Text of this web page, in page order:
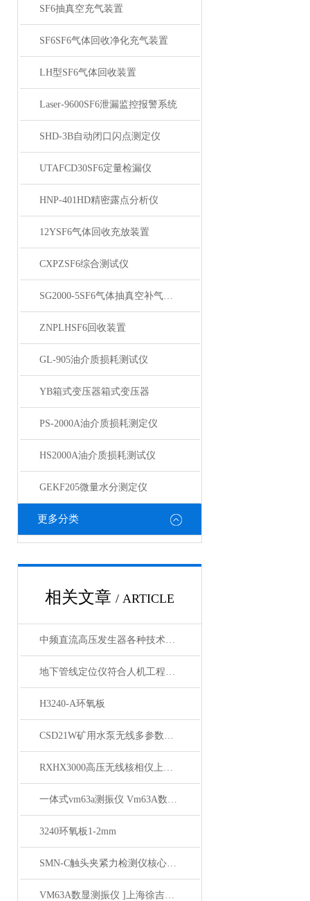
SF6抽真空充气装置
SF6SF6气体回收净化充气装置
LH型SF6气体回收装置
Laser-9600SF6泄漏监控报警系统
SHD-3B自动闭口闪点测定仪
UTAFCD30SF6定量检漏仪
HNP-401HD精密露点分析仪
12YSF6气体回收充放装置
CXPZSF6综合测试仪
SG2000-5SF6气体抽真空补气装置
ZNPLHSF6回收装置
GL-905油介质损耗测试仪
YB箱式变压器箱式变压器
PS-2000A油介质损耗测定仪
HS2000A油介质损耗测试仪
GEKF205微量水分测定仪
更多分类
相关文章 / ARTICLE
中频直流高压发生器各种技术指标均优于行业标准
地下管线定位仪符合人机工程学原理的设计
H3240-A环氧板
CSD21W矿用水泵无线多参数测试仪
RXHX3000高压无线核相仪上海徐吉电气
一体式vm63a测振仪 Vm63A数显振动仪 上海徐吉推荐
3240环氧板1-2mm
SMN-C触头夹紧力检测仪核心技术优势与性能特点
VM63A数显测振仪 ]上海徐吉电气